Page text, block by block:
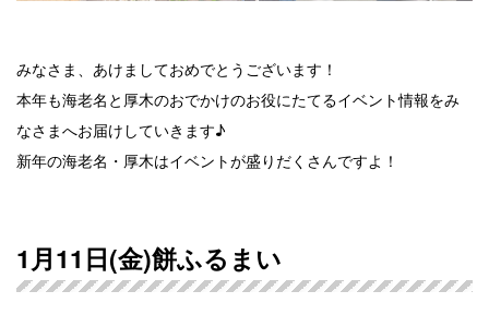
みなさま、あけましておめでとうございます！
本年も海老名と厚木のおでかけのお役にたてるイベント情報をみ
なさまへお届けしていきます♪
新年の海老名・厚木はイベントが盛りだくさんですよ！
1月11日(金)餅ふるまい